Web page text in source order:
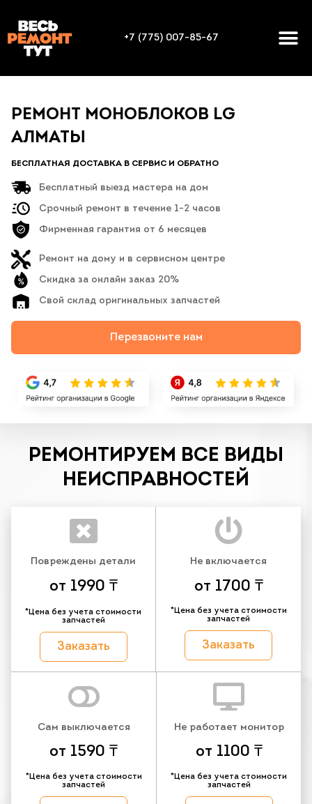
+7 (775) 007-85-67
РЕМОНТ МОНОБЛОКОВ LG
АЛМАТЫ
БЕСПЛАТНАЯ ДОСТАВКА В СЕРВИС И ОБРАТНО
Бесплатный выезд мастера на дом
Срочный ремонт в течение 1-2 часов
Фирменная гарантия от 6 месяцев
Ремонт на дому и в сервисном центре
Скидка за онлайн заказ 20%
Свой склад оригинальных запчастей
Перезвоните нам
РЕМОНТИРУЕМ ВСЕ ВИДЫ
НЕИСПРАВНОСТЕЙ
Повреждены детали
от 1990 ₸
*Цена без учета стоимости
запчастей
Заказать
Не включается
от 1700 ₸
*Цена без учета стоимости
запчастей
Заказать
Сам выключается
от 1590 ₸
*Цена без учета стоимости
запчастей
Не работает монитор
от 1100 ₸
*Цена без учета стоимости
запчастей